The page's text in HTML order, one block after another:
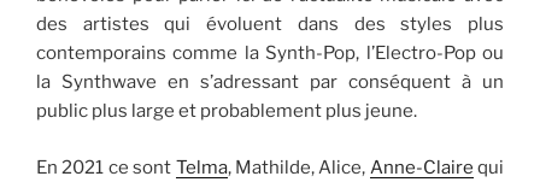
des artistes qui évoluent dans des styles plus
contemporains comme la Synth-Pop, l’Electro-Pop ou
la Synthwave en s’adressant par conséquent à un
public plus large et probablement plus jeune.
En 2021 ce sont Telma, Mathilde, Alice, Anne-Claire qui